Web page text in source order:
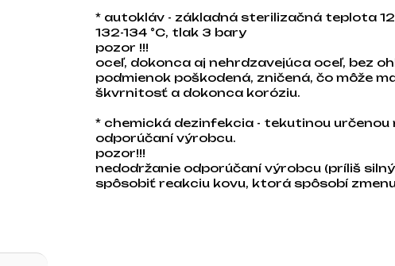
* autokláv - základná sterilizačná teplota
132-134 °C, tlak 3 bary
pozor !!!
oceľ, dokonca aj nehrdzavejúca oceľ, bez
podmienok poškodená, zničená, čo môže
škvrnitosť a dokonca koróziu.
* chemická dezinfekcia - tekutinou
odporúčaní výrobcu.
pozor!!!
nedodržanie odporúčaní výrobcu (príliš
spôsobiť reakciu kovu, ktorá spôsobí